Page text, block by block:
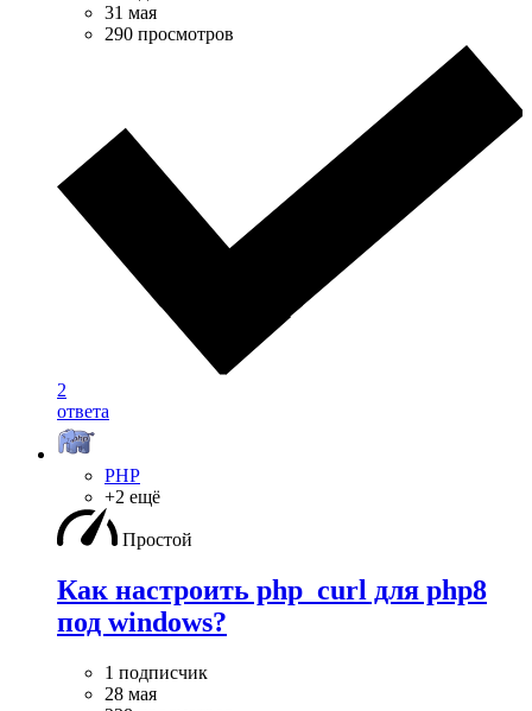
31 мая
290 просмотров
2
ответа
PHP
+2 ещё
Простой
Как настроить php_curl для php8
под windows?
1 подписчик
28 мая